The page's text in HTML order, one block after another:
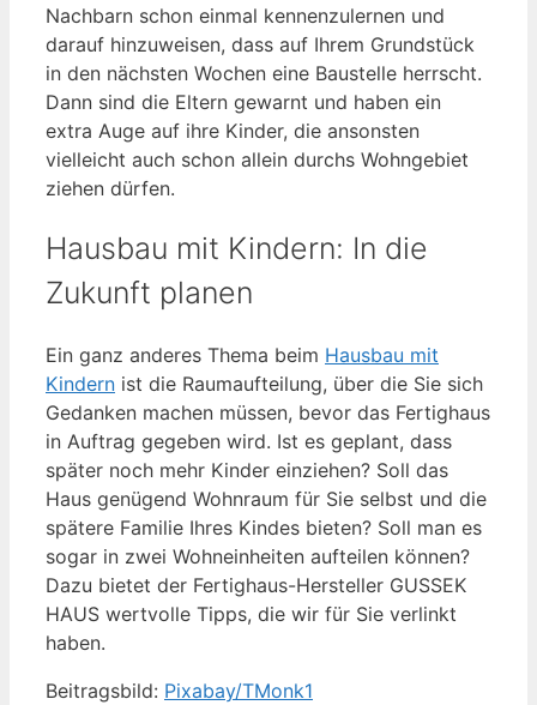
Nachbarn schon einmal kennenzulernen und
darauf hinzuweisen, dass auf Ihrem Grundstück
in den nächsten Wochen eine Baustelle herrscht.
Dann sind die Eltern gewarnt und haben ein
extra Auge auf ihre Kinder, die ansonsten
vielleicht auch schon allein durchs Wohngebiet
ziehen dürfen.
Hausbau mit Kindern: In die
Zukunft planen
Ein ganz anderes Thema beim Hausbau mit
Kindern ist die Raumaufteilung, über die Sie sich
Gedanken machen müssen, bevor das Fertighaus
in Auftrag gegeben wird. Ist es geplant, dass
später noch mehr Kinder einziehen? Soll das
Haus genügend Wohnraum für Sie selbst und die
spätere Familie Ihres Kindes bieten? Soll man es
sogar in zwei Wohneinheiten aufteilen können?
Dazu bietet der Fertighaus-Hersteller GUSSEK
HAUS wertvolle Tipps, die wir für Sie verlinkt
haben.
Beitragsbild: Pixabay/TMonk1